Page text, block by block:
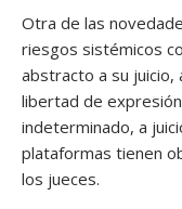
Otra de las
riesgos sistémicos
abstracto a su juicio,
libertad de
indeterminado, a
plataformas tienen
los jueces.